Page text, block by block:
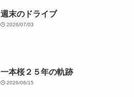
週末のドライブ
2026/07/03
一本桜２５年の軌跡
2026/06/15